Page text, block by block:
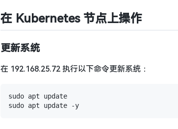
在 Kubernetes 节点上操作
更新系统
在 192.168.25.72 执行以下命令更新系统：
sudo apt update